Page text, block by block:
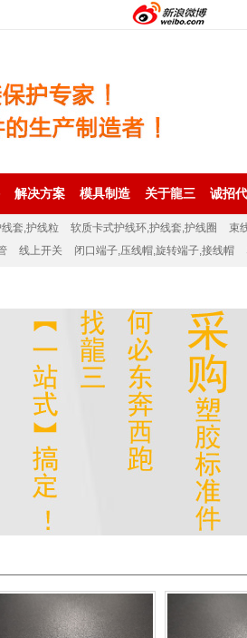
解决方案 模具制造 关于龍三 诚招
套,护线粒 软质卡式护线环,护线套,护线圈 束
线上开关 闭口端子,压线帽,旋转端子,接线帽